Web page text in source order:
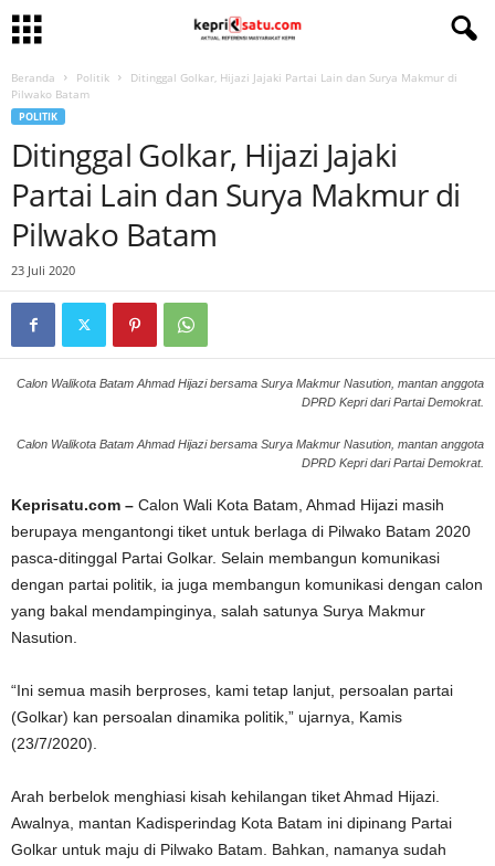
Beranda Politik
Ditinggal Golkar, Hijazi Jajaki Partai Lain dan Surya Makmur di
Pilwako Batam
POLITIK
Ditinggal Golkar, Hijazi Jajaki
Partai Lain dan Surya Makmur di
Pilwako Batam
23 Juli 2020
Calon Walikota Batam Ahmad Hijazi bersama Surya Makmur Nasution, mantan anggota
DPRD Kepri dari Partai Demokrat.
Calon Walikota Batam Ahmad Hijazi bersama Surya Makmur Nasution, mantan anggota
DPRD Kepri dari Partai Demokrat.
Keprisatu.com – Calon Wali Kota Batam, Ahmad Hijazi masih
berupaya mengantongi tiket untuk berlaga di Pilwako Batam 2020
pasca-ditinggal Partai Golkar. Selain membangun komunikasi
dengan partai politik, ia juga membangun komunikasi dengan calon
yang bakal mendampinginya, salah satunya Surya Makmur
Nasution.
“Ini semua masih berproses, kami tetap lanjut, persoalan partai
(Golkar) kan persoalan dinamika politik,” ujarnya, Kamis
(23/7/2020).
Arah berbelok menghiasi kisah kehilangan tiket Ahmad Hijazi.
Awalnya, mantan Kadisperindag Kota Batam ini dipinang Partai
Golkar untuk maju di Pilwako Batam. Bahkan, namanya sudah